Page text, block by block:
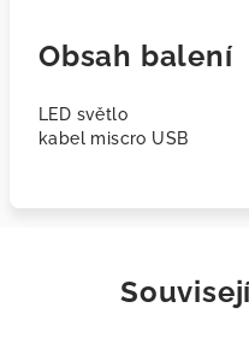
Obsah balení
LED světlo
kabel miscro USB